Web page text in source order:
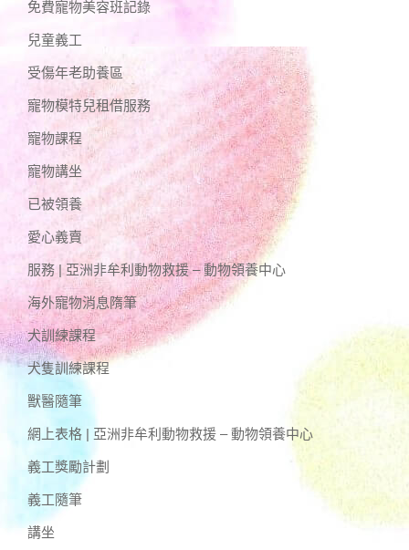
免費寵物美容班記錄
兒童義工
受傷年老助養區
寵物模特兒租借服務
寵物課程
寵物講坐
已被領養
愛心義賣
服務 | 亞洲非牟利動物救援 – 動物領養中心
海外寵物消息隋筆
犬訓練課程
犬隻訓練課程
獸醫隨筆
網上表格 | 亞洲非牟利動物救援 – 動物領養中心
義工獎勵計劃
義工隨筆
講坐